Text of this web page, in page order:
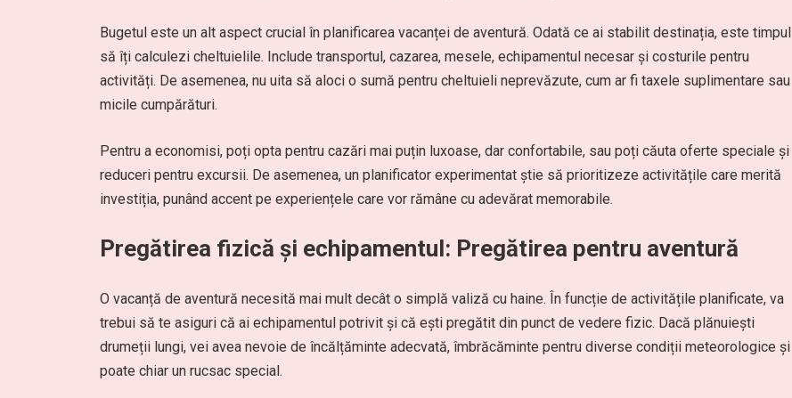
Bugetul este un alt aspect crucial în planificarea vacanței de aventură. Odată ce ai stabilit destinația, este timpul
să îți calculezi cheltuielile. Include transportul, cazarea, mesele, echipamentul necesar și costurile pentru
activități. De asemenea, nu uita să aloci o sumă pentru cheltuieli neprevăzute, cum ar fi taxele suplimentare sau
micile cumpărături.
Pentru a economisi, poți opta pentru cazări mai puțin luxoase, dar confortabile, sau poți căuta oferte speciale și
reduceri pentru excursii. De asemenea, un planificator experimentat știe să prioritizeze activitățile care merită
investiția, punând accent pe experiențele care vor rămâne cu adevărat memorabile.
Pregătirea fizică și echipamentul: Pregătirea pentru aventură
O vacanță de aventură necesită mai mult decât o simplă valiză cu haine. În funcție de activitățile planificate, va
trebui să te asiguri că ai echipamentul potrivit și că ești pregătit din punct de vedere fizic. Dacă plănuiești
drumeții lungi, vei avea nevoie de încălțăminte adecvată, îmbrăcăminte pentru diverse condiții meteorologice și
poate chiar un rucsac special.